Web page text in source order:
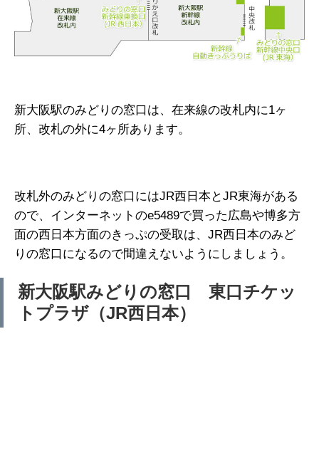
新大阪駅のみどりの窓口は、在来線の改札内に1ヶ
所、改札の外に4ヶ所あります。
改札外のみどりの窓口にはJR西日本とJR東海がある
ので、インターネットのe5489で買った広島や博多方
面の西日本方面のきっぷの受取は、JR西日本のみど
りの窓口になるので間違えないようにしましょう。
新大阪駅みどりの窓口 東口チケッ
トプラザ（JR西日本）